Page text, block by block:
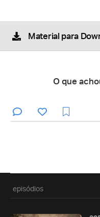
Material para
O que
episódios